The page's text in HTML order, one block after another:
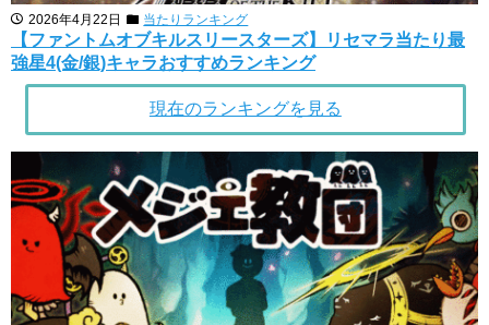
2026年4月22日 当たりランキング
【ファントムオブキルスリースターズ】リセマラ当たり最
強星4(金/銀)キャラおすすめランキング
現在のランキングを見る